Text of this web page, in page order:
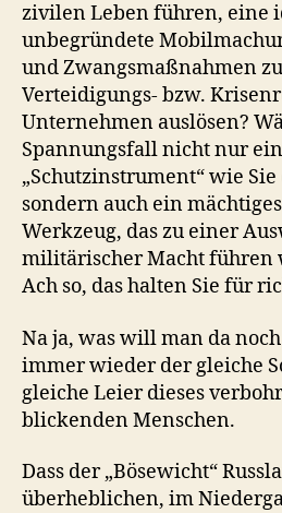
zivilen Leben führen, eine
unbegründete
und Zwangsmaßnahmen
Verteidigungs- bzw.
Unternehmen auslösen?
Spannungsfall nicht nur ein
„Schutzinstrument“ wie
sondern auch ein
Werkzeug, das zu einer
militärischer Macht führen
Ach so, das halten Sie für
Na ja, was will man da
immer wieder der gleiche
gleiche Leier dieses
blickenden Menschen.
Dass der „Bösewicht“
überheblichen, im